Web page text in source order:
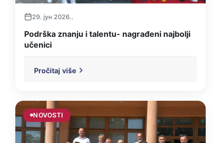
29. јун 2026..
Podrška znanju i talentu- nagrađeni najbolji
učenici
Pročitaj više
NOVOSTI